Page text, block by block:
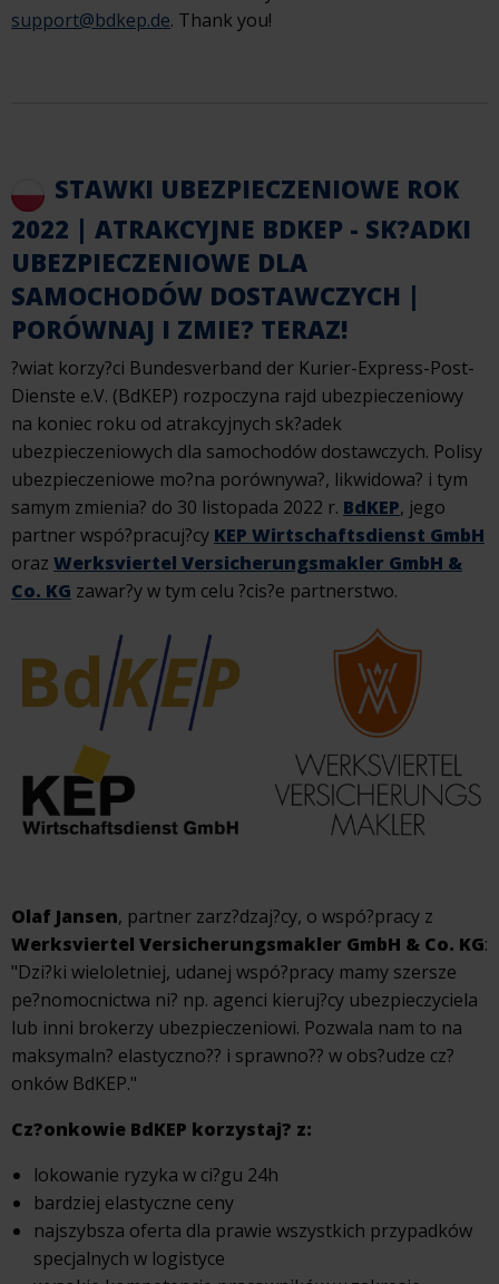
support@bdkep.de. Thank you!
STAWKI UBEZPIECZENIOWE ROK
2022 | ATRAKCYJNE BDKEP - SK?ADKI
UBEZPIECZENIOWE DLA
SAMOCHODÓW DOSTAWCZYCH |
PORÓWNAJ I ZMIE? TERAZ!
?wiat korzy?ci Bundesverband der Kurier-Express-Post-
Dienste e.V. (BdKEP) rozpoczyna rajd ubezpieczeniowy
na koniec roku od atrakcyjnych sk?adek
ubezpieczeniowych dla samochodów dostawczych. Polisy
ubezpieczeniowe mo?na porównywa?, likwidowa? i tym
samym zmienia? do 30 listopada 2022 r. BdKEP, jego
partner wspó?pracuj?cy KEP Wirtschaftsdienst GmbH
oraz Werksviertel Versicherungsmakler GmbH &
Co. KG zawar?y w tym celu ?cis?e partnerstwo.
Olaf Jansen, partner zarz?dzaj?cy, o wspó?pracy z
Werksviertel Versicherungsmakler GmbH & Co. KG:
"Dzi?ki wieloletniej, udanej wspó?pracy mamy szersze
pe?nomocnictwa ni? np. agenci kieruj?cy ubezpieczyciela
lub inni brokerzy ubezpieczeniowi. Pozwala nam to na
maksymaln? elastyczno?? i sprawno?? w obs?udze cz?
onków BdKEP."
Cz?onkowie BdKEP korzystaj? z:
lokowanie ryzyka w ci?gu 24h
bardziej elastyczne ceny
najszybsza oferta dla prawie wszystkich przypadków
specjalnych w logistyce